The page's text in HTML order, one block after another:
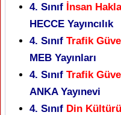
4. Sınıf İnsan
HECCE Yayıncılık
4. Sınıf Trafik
MEB Yayınları
4. Sınıf Trafik
ANKA Yayınevi
4. Sınıf Din Kültürü